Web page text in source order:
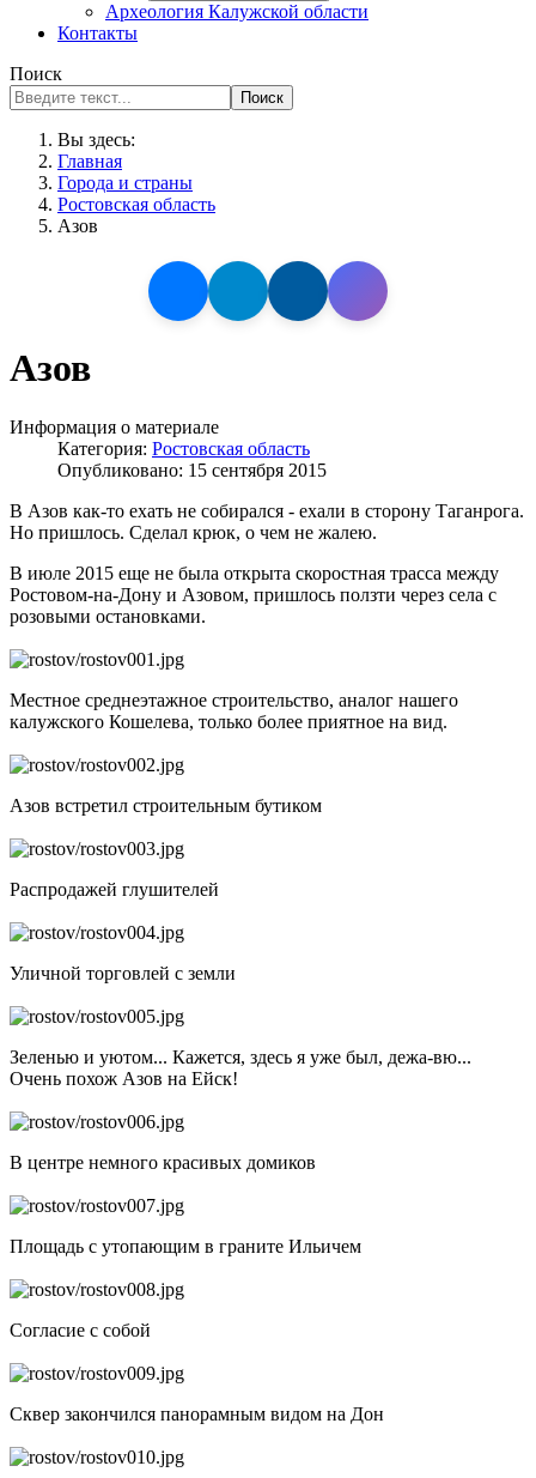
Археология Калужской области
Контакты
Поиск
Поиск
Вы здесь:
Главная
Города и страны
Ростовская область
Азов
Азов
Информация о материале
Категория: Ростовская область
Опубликовано: 15 сентября 2015
В Азов как-то ехать не собирался - ехали в сторону Таганрога.
Но пришлось. Сделал крюк, о чем не жалею.
В июле 2015 еще не была открыта скоростная трасса между
Ростовом-на-Дону и Азовом, пришлось ползти через села с
розовыми остановками.
Местное среднеэтажное строительство, аналог нашего
калужского Кошелева, только более приятное на вид.
Азов встретил строительным бутиком
Распродажей глушителей
Уличной торговлей с земли
Зеленью и уютом... Кажется, здесь я уже был, дежа-вю...
Очень похож Азов на Ейск!
В центре немного красивых домиков
Площадь с утопающим в граните Ильичем
Согласие с собой
Сквер закончился панорамным видом на Дон